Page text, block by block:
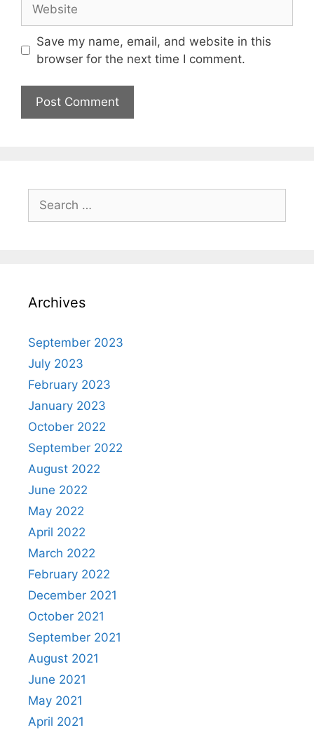
Save my name, email, and website in this
browser for the next time I comment.
Archives
September 2023
July 2023
February 2023
January 2023
October 2022
September 2022
August 2022
June 2022
May 2022
April 2022
March 2022
February 2022
December 2021
October 2021
September 2021
August 2021
June 2021
May 2021
April 2021